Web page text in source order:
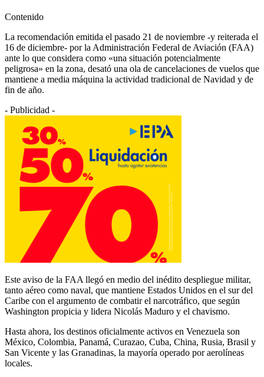
Contenido
La recomendación emitida el pasado 21 de noviembre -y reiterada el
16 de diciembre- por la Administración Federal de Aviación (FAA)
ante lo que considera como «una situación potencialmente
peligrosa» en la zona, desató una ola de cancelaciones de vuelos que
mantiene a media máquina la actividad tradicional de Navidad y de
fin de año.
- Publicidad -
Este aviso de la FAA llegó en medio del inédito despliegue militar,
tanto aéreo como naval, que mantiene Estados Unidos en el sur del
Caribe con el argumento de combatir el narcotráfico, que según
Washington propicia y lidera Nicolás Maduro y el chavismo.
Hasta ahora, los destinos oficialmente activos en Venezuela son
México, Colombia, Panamá, Curazao, Cuba, China, Rusia, Brasil y
San Vicente y las Granadinas, la mayoría operado por aerolíneas
locales.